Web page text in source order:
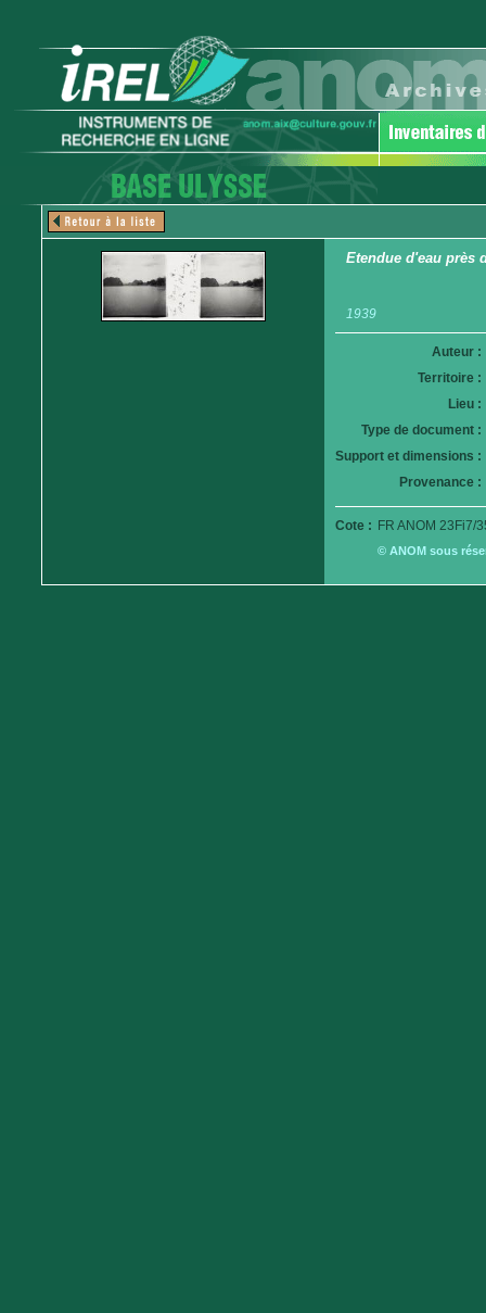
Etendue d'eau près
1939
Auteur :
Territoire :
Lieu :
Type de document :
Support et dimensions :
Provenance :
Cote : FR ANOM 23Fi7/
© ANOM sous